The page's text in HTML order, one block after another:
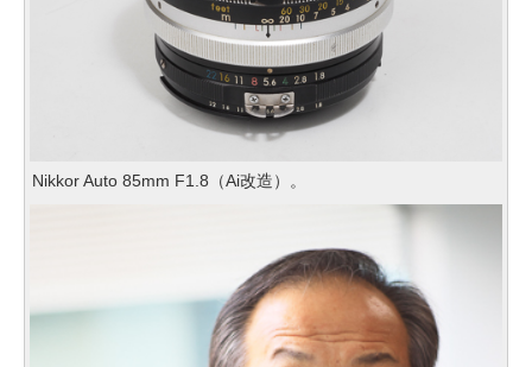
Nikkor Auto 85mm F1.8（Ai改造）。